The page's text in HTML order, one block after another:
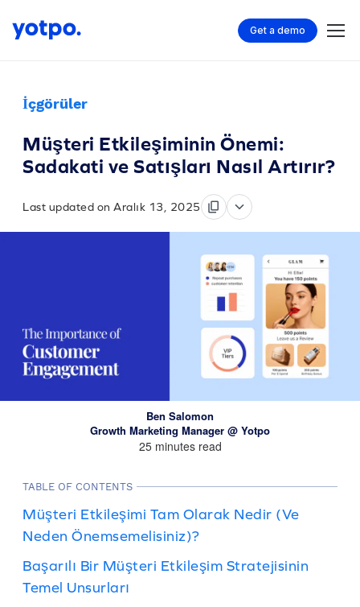
Get a demo
İçgörüler
Müşteri Etkileşiminin Önemi:
Sadakati ve Satışları Nasıl Artırır?
Last updated on Aralık 13, 2025
Ben Salomon
Growth Marketing Manager @ Yotpo
25 minutes read
TABLE OF CONTENTS
Müşteri Etkileşimi Tam Olarak Nedir (Ve
Neden Önemsemelisiniz)?
Başarılı Bir Müşteri Etkileşim Stratejisinin
Temel Unsurları